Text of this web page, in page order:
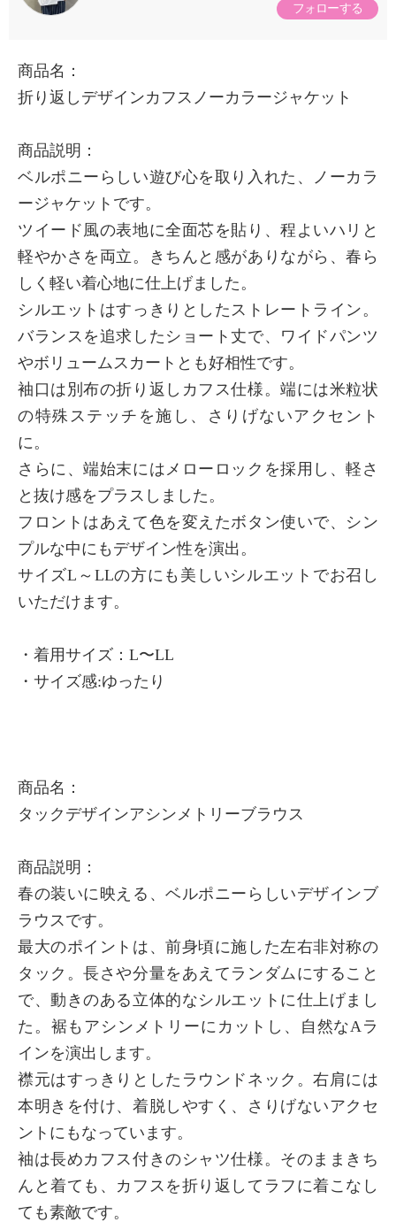
フォローする
商品名：
折り返しデザインカフスノーカラージャケット
商品説明：
ベルポニーらしい遊び心を取り入れた、ノーカラ
ージャケットです。
ツイード風の表地に全面芯を貼り、程よいハリと
軽やかさを両立。きちんと感がありながら、春ら
しく軽い着心地に仕上げました。
シルエットはすっきりとしたストレートライン。
バランスを追求したショート丈で、ワイドパンツ
やボリュームスカートとも好相性です。
袖口は別布の折り返しカフス仕様。端には米粒状
の特殊ステッチを施し、さりげないアクセント
に。
さらに、端始末にはメローロックを採用し、軽さ
と抜け感をプラスしました。
フロントはあえて色を変えたボタン使いで、シン
プルな中にもデザイン性を演出。
サイズL～LLの方にも美しいシルエットでお召し
いただけます。
・着用サイズ：L〜LL
・サイズ感:ゆったり
商品名：
タックデザインアシンメトリーブラウス
商品説明：
春の装いに映える、ベルポニーらしいデザインブ
ラウスです。
最大のポイントは、前身頃に施した左右非対称の
タック。長さや分量をあえてランダムにすること
で、動きのある立体的なシルエットに仕上げまし
た。裾もアシンメトリーにカットし、自然なAラ
インを演出します。
襟元はすっきりとしたラウンドネック。右肩には
本明きを付け、着脱しやすく、さりげないアクセ
ントにもなっています。
袖は長めカフス付きのシャツ仕様。そのままきち
んと着ても、カフスを折り返してラフに着こなし
ても素敵です。